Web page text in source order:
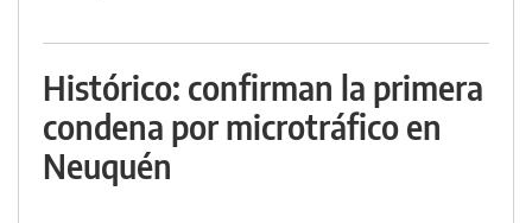
Histórico: confirman la primera
condena por microtráfico en
Neuquén